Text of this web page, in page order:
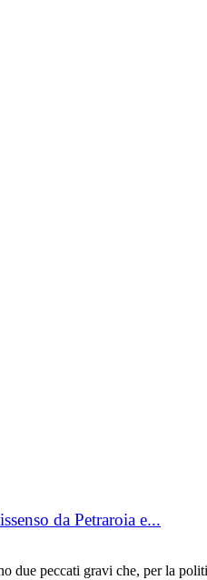
da Petraroia e...
peccati gravi che, per la